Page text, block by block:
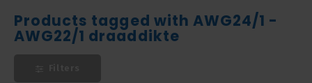
Products tagged with AWG24/1 -
AWG22/1 draaddikte